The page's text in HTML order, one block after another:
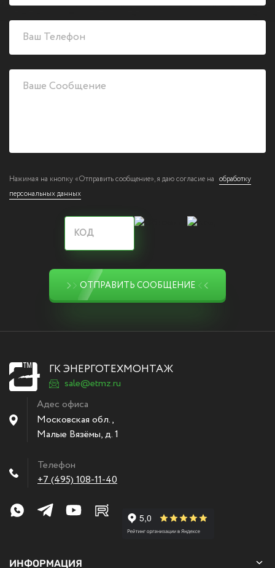
Нажимая на кнопку «Отправить сообщение», я даю согласие на обработку
персональных данных
ОТПРАВИТЬ СООБЩЕНИЕ
ГК ЭНЕРГОТЕХМОНТАЖ
sale@etmz.ru
Адес офиса
Московская обл.,
Малые Вязёмы,д. 1
Телефон
+7 (495) 108-11-40
ИНФОРМАЦИЯ